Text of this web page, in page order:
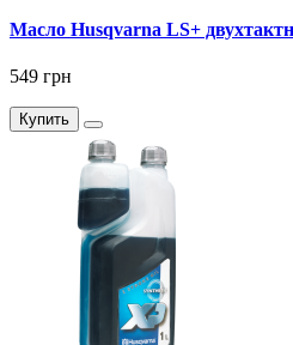
Масло Husqvarna LS+
549 грн
Купить